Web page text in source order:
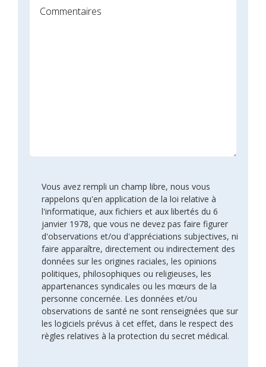
Vous avez rempli un champ libre, nous vous
rappelons qu'en application de la loi relative à
l'informatique, aux fichiers et aux libertés du 6
janvier 1978, que vous ne devez pas faire figurer
d'observations et/ou d'appréciations subjectives, ni
faire apparaître, directement ou indirectement des
données sur les origines raciales, les opinions
politiques, philosophiques ou religieuses, les
appartenances syndicales ou les mœurs de la
personne concernée. Les données et/ou
observations de santé ne sont renseignées que sur
les logiciels prévus à cet effet, dans le respect des
règles relatives à la protection du secret médical.